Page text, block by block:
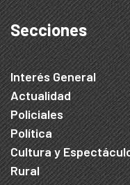
Secciones
Interés General
Actualidad
Policiales
Política
Cultura y
Rural